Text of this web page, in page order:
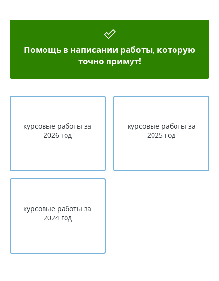
Помощь в написании работы, которую
точно примут!
курсовые работы за
2026 год
курсовые работы за
2025 год
курсовые работы за
2024 год